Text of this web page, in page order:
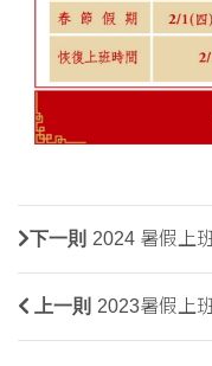
下一則 2024 暑假上
上一則 2023暑假上